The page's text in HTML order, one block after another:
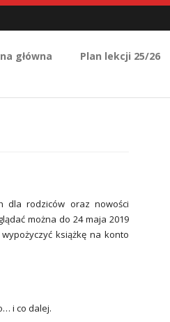
główna Plan lekcji 25/26
dla rodziców oraz nowości
można do 24 maja 2019
książkę na konto
i co dalej.